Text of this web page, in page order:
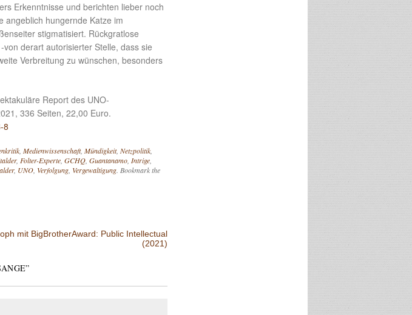
Erkenntnisse und berichten lieber noch
angeblich hungernde Katze im
stigmatisiert. Rückgratlose
derart autorisierter Stelle, dass sie
Verbreitung zu wünschen, besonders
Report des UNO-
336 Seiten, 22,00 Euro.
8
Medienwissenschaft, Mündigkeit, Netzpolitik
, Folter-Experte GCHQ Guantanamo Intrige
, UNO Verfolgung Vergewaltigung . Bookmark the
mit BigBrotherAward: Public Intellectual
(2021)
”